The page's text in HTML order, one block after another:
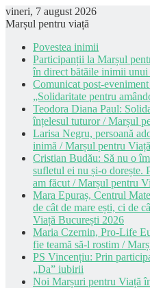
vineri, 7 august 2026
Marșul pentru viață
Povestea inimii
Participanții la Marșul
în direct bătăile inimii unui
Comunicat post-
„Solidaritate pentru
Teodora Diana Paul:
înțelesul tuturor / Marșul
Larisa Negru, persoană
inimă / Marșul pentru
Cristian Budău: Să nu o
sufletul ei nu și-o dorește.
am făcut / Marșul pentru
Mara Epuraș, Centrul
de cât de mare ești, ci de
Viață București 2026
Maria Czernin, Pro-Life
fie teamă să-l rostim /
PS Vincențiu: Prin
„Da” iubirii
Noi Marșuri pentru Viață